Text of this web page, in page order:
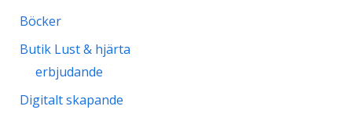
Böcker
Butik Lust & hjärta
erbjudande
Digitalt skapande